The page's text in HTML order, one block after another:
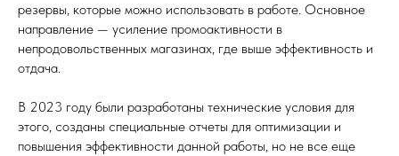
резервы, которые можно использовать в работе. Основное
направление — усиление промоактивности в
непродовольственных магазинах, где выше эффективность и
отдача.
В 2023 году были разработаны технические условия для
этого, созданы специальные отчеты для оптимизации и
повышения эффективности данной работы, но не все еще